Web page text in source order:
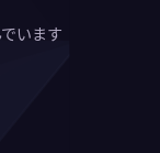
います